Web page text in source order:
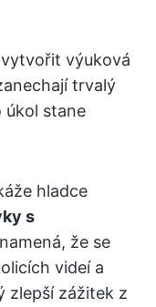
výuková
trvalý
úkol stane
hladce
s
že se
videí a
zlepší zážitek z